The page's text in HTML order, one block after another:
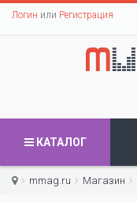
Логин или Регистрация
КАТАЛОГ
mmag.ru Магазин